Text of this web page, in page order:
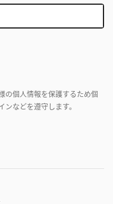
の個人情報を保護するため個
などを遵守します。